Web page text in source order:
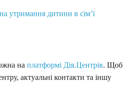
утримання дитини в сім’ї
на платформі Дія.Центрів. Щоб
актуальні контакти та іншу